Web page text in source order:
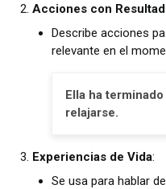
Acciones con
Describe acciones
relevante en el
Ella ha
relajarse.
Experiencias de Vida:
Se usa para hablar